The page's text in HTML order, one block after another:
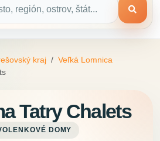
kraj
Veľká Lomnica
Tatry Chalets
DOMY